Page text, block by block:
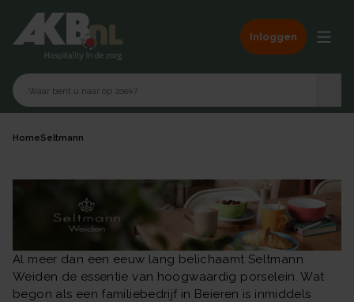
Inloggen
HomeSeltmann
Al meer dan een eeuw lang belichaamt Seltmann
Weiden de essentie van hoogwaardig porselein. Wat
begon als een familiebedrijf in Beieren is inmiddels